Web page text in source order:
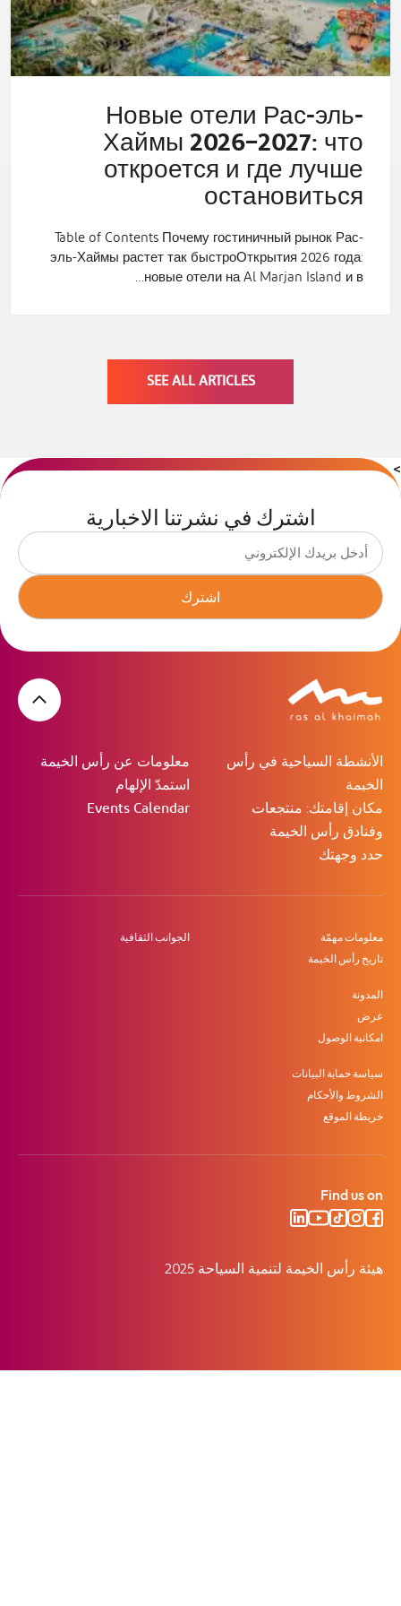
Новые отели Рас-эль-
Хаймы 2026–2027: что
откроется и где лучше
остановиться
Table of Contents Почему гостиничный рынок Рас-
эль-Хаймы растет так быстроОткрытия 2026 года:
новые отели на Al Marjan Island и в…
SEE ALL ARTICLES
>
اشترك في نشرتنا الاخبارية
اشترك
الأنشطة السياحية في رأس
الخيمة
مكان إقامتك: منتجعات
وفنادق رأس الخيمة
حدد وجهتك
معلومات عن رأس الخيمة
استمدّ الإلهام
Events Calendar
معلومات مهمّة
تاريخ رأس الخيمة
الجوانب الثقافية
المدونة
عرض
امكانية الوصول
سياسة حماية البيانات
الشروط والأحكام
خريطة الموقع
Find us on
هيئة رأس الخيمة لتنمية السياحة 2025